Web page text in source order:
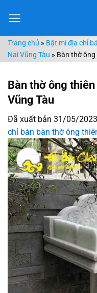
đến
dungTrang chủ » Bật mí địa chỉ
Nai Vũng Tàu » Bàn thờ
Bàn thờ ông
Vũng Tàu
Đã xuất bản 31/05/2023
chỉ bán bàn thờ ông